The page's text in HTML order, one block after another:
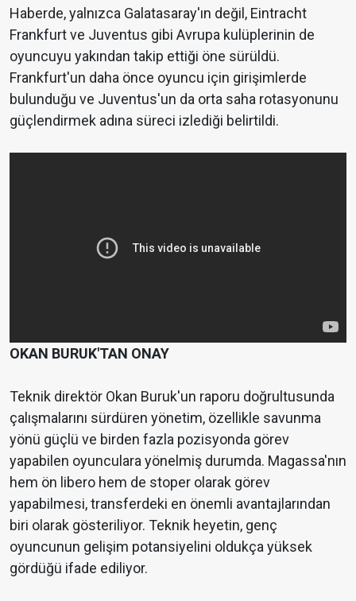
Haberde, yalnızca Galatasaray'ın değil, Eintracht
Frankfurt ve Juventus gibi Avrupa kulüplerinin de
oyuncuyu yakından takip ettiği öne sürüldü.
Frankfurt'un daha önce oyuncu için girişimlerde
bulunduğu ve Juventus'un da orta saha rotasyonunu
güçlendirmek adına süreci izlediği belirtildi.
OKAN BURUK'TAN ONAY
Teknik direktör Okan Buruk'un raporu doğrultusunda
çalışmalarını sürdüren yönetim, özellikle savunma
yönü güçlü ve birden fazla pozisyonda görev
yapabilen oyunculara yönelmiş durumda. Magassa'nın
hem ön libero hem de stoper olarak görev
yapabilmesi, transferdeki en önemli avantajlarından
biri olarak gösteriliyor. Teknik heyetin, genç
oyuncunun gelişim potansiyelini oldukça yüksek
gördüğü ifade ediliyor.